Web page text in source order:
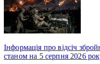
Інформація про відсіч
станом на 5 серпня 2026